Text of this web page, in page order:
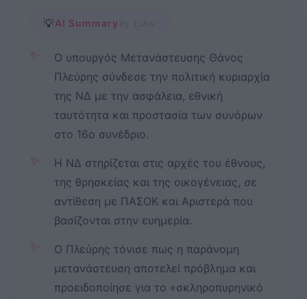
💡AI Summary by Libre
✨
Ο υπουργός Μετανάστευσης Θάνος
Πλεύρης σύνδεσε την πολιτική κυριαρχία
της ΝΔ με την ασφάλεια, εθνική
ταυτότητα και προστασία των συνόρων
στο 16ο συνέδριο.
✨
Η ΝΔ στηρίζεται στις αρχές του έθνους,
της θρησκείας και της οικογένειας, σε
αντίθεση με ΠΑΣΟΚ και Αριστερά που
βασίζονται στην ευημερία.
✨
Ο Πλεύρης τόνισε πως η παράνομη
μετανάστευση αποτελεί πρόβλημα και
προειδοποίησε για το «σκληροπυρηνικό